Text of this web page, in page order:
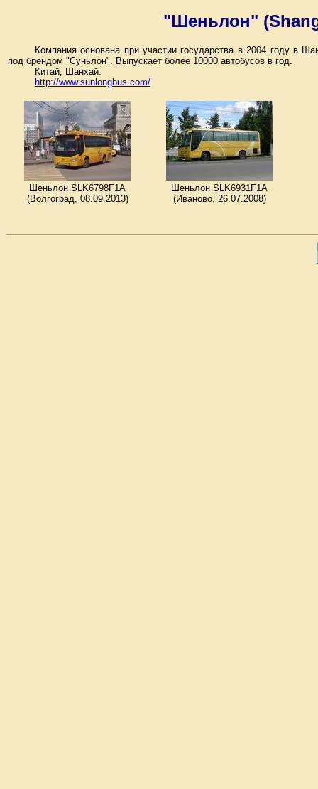
"Шеньлон"
Компания основана при участии государства в 2004 году в
под брендом "Суньлон". Выпускает более 10000 автобусов в год.
Китай, Шанхай.
http://www.sunlongbus.com/
Шеньлон SLK6798F1A
(Волгоград, 08.09.2013)
Шеньлон SLK6931F1A
(Иваново, 26.07.2008)